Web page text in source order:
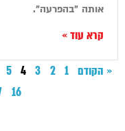
אותה "בהפרעה".
קרא עוד »
« הקודם 1
2
3
4
5
16